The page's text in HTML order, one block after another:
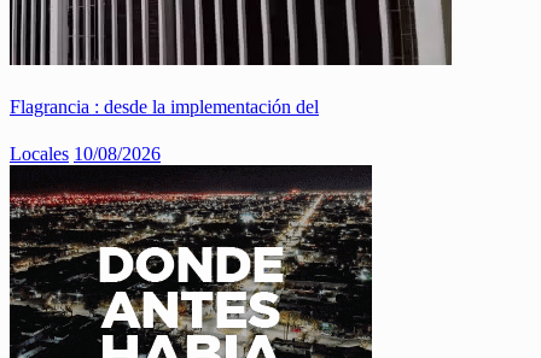
Flagrancia : desde la implementación del
Locales 10/08/2026